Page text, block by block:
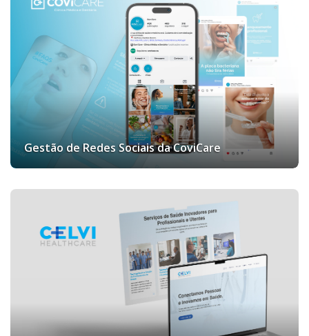
Gestão de Redes Sociais da CoviCare